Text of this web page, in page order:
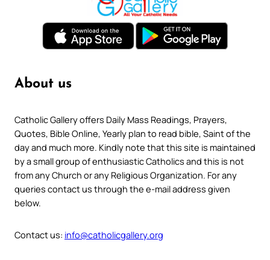
About us
Catholic Gallery offers Daily Mass Readings, Prayers,
Quotes, Bible Online, Yearly plan to read bible, Saint of the
day and much more. Kindly note that this site is maintained
by a small group of enthusiastic Catholics and this is not
from any Church or any Religious Organization. For any
queries contact us through the e-mail address given
below.
Contact us: info@catholicgallery.org